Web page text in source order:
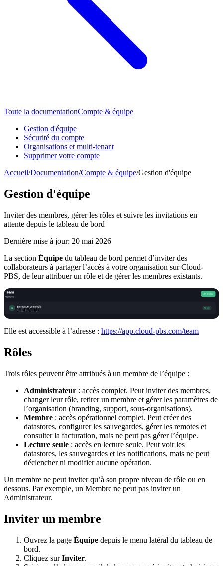
Toute la documentationCompte & équipe
Gestion d'équipe
Sécurité du compte
Organisations et multi-tenant
Supprimer votre compte
Accueil/Documentation/Compte & équipe/Gestion d'équipe
Gestion d'équipe
Inviter des membres, gérer les rôles et suivre les invitations en
attente depuis le tableau de bord
Dernière mise à jour: 20 mai 2026
La section Équipe du tableau de bord permet d’inviter des
collaborateurs à partager l’accès à votre organisation sur Cloud-
PBS, de leur attribuer un rôle et de gérer les membres existants.
Elle est accessible à l’adresse : https://app.cloud-pbs.com/team
Rôles
Trois rôles peuvent être attribués à un membre de l’équipe :
Administrateur : accès complet. Peut inviter des membres,
changer leur rôle, retirer un membre et gérer les paramètres de
l’organisation (branding, support, sous-organisations).
Membre : accès opérationnel complet. Peut créer des
datastores, configurer les sauvegardes, gérer les remotes et
consulter la facturation, mais ne peut pas gérer l’équipe.
Lecture seule : accès en lecture seule. Peut voir les
datastores, les sauvegardes et les notifications, mais ne peut
déclencher ni modifier aucune opération.
Un membre ne peut inviter qu’à son propre niveau de rôle ou en
dessous. Par exemple, un Membre ne peut pas inviter un
Administrateur.
Inviter un membre
Ouvrez la page Équipe depuis le menu latéral du tableau de
bord.
Cliquez surInviter.